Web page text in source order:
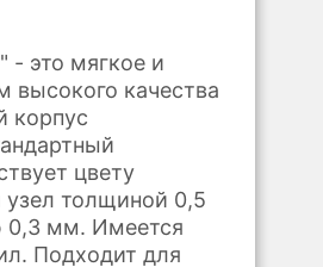
- это мягкое и
высокого качества
корпус
цвету
толщиной 0,5
0,3 мм. Имеется
Подходит для